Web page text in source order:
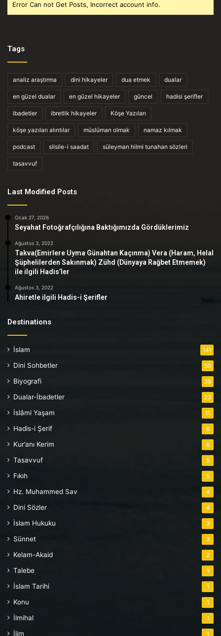
Error Can not Get Posts, Incorrect account info.
Tags
analiz araştırma dini hikayeler dua etmek dualar
en güzel dualar en güzel hikayeler güncel hadisi şerifler
ibadetler ibretlik hikayeler Köşe Yazıları
köşe yazıları alıntılar müslüman olmak namaz kılmak
podcast silsile-i saadat süleyman hilmi tunahan sözleri
tasavvuf
Last Modified Posts
Ocak 27, 2026
Seyahat Fotoğrafçılığına Baktığımızda Gördüklerimiz
Ağustos 3, 2022
Takva(Emirlere Uyma Günahtan Kaçınma) Vera (Haram, Helal
Şüphelilerden Sakınmak) Zühd (Dünyaya Rağbet Etmemek)
ile ilgili Hadis’ler
Ağustos 3, 2022
Ahiretle ilgili Hadis-i Şerifler
Destinations
İslam 141
Dini Sohbetler 50
Biyografi 39
Dualar-İbadetler 23
İslâmi Yaşam 11
Hadis-i Şerif 6
Kur’anı Kerim 6
Tasavvuf 5
Fıkıh 5
Hz. Muhammed Sav 4
Dini Sözler 4
İslam Hukuku 3
Sünnet 3
Kelam-Akaid 2
Talebe 1
İslam Tarihi 1
Konu 1
İlmihal 1
İlim 1